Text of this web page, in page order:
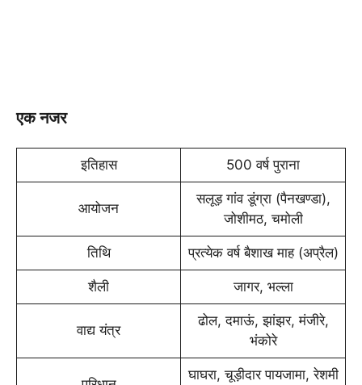
एक नजर
इतिहास 500 वर्ष पुराना
आयोजन
सलूड़ गांव डूंग्रा (पैनखण्‍डा),
जोशीमठ, चमोली
तिथि प्रत्‍येक वर्ष बैशाख माह (अप्रैल)
शैली जागर, भल्‍ला
वाद्य यंत्र
ढोल, दमाऊं, झांझर, मंजीरे,
भंकोरे
घाघरा, चूड़ीदार पायजामा, रेशमी